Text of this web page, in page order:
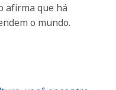
afirma que há
o mundo.